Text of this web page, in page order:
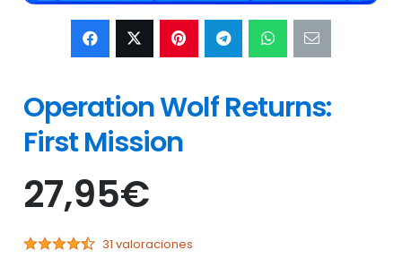
Operation Wolf Returns:
First Mission
27,95€
31 valoraciones